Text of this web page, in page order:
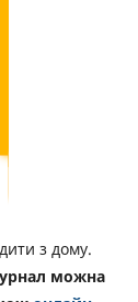
з дому.
можна